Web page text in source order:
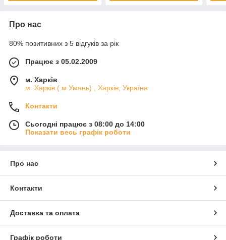
Про нас
80% позитивних з 5 відгуків за рік
Працює з 05.02.2009
м. Харків
м. Харків ( м.Умань) , Харків, Україна
Контакти
Сьогодні працює з 08:00 до 14:00
Показати весь графік роботи
Про нас
Контакти
Доставка та оплата
Графік роботи